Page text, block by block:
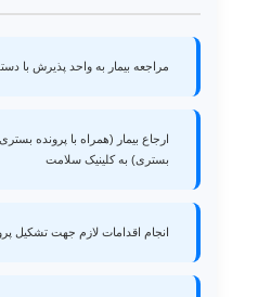
مراجعه بیمار به واحد پذیرش با
ارجاع بیمار (همراه با پرونده
بستری) به کلینیک سلامت
انجام اقدامات لازم جهت تشکیل